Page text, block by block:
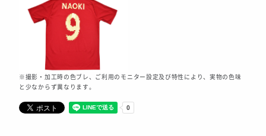
※撮影・加工時の色ブレ、ご利用のモニター設定及び特性により、実物の色味
と少なからず異なります。